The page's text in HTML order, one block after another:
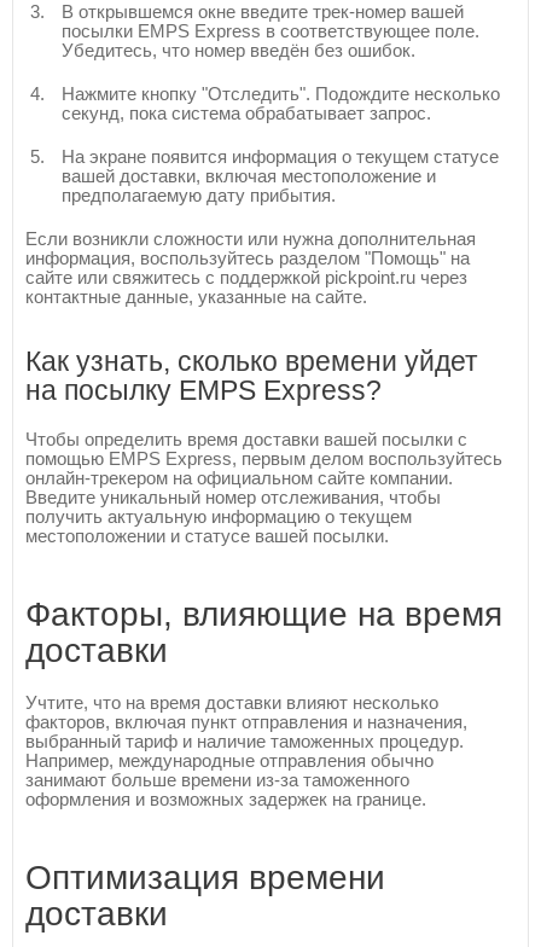
В открывшемся окне введите трек-номер вашей
посылки EMPS Express в соответствующее поле.
Убедитесь, что номер введён без ошибок.
Нажмите кнопку "Отследить". Подождите несколько
секунд, пока система обрабатывает запрос.
На экране появится информация о текущем статусе
вашей доставки, включая местоположение и
предполагаемую дату прибытия.
Если возникли сложности или нужна дополнительная
информация, воспользуйтесь разделом "Помощь" на
сайте или свяжитесь с поддержкой pickpoint.ru через
контактные данные, указанные на сайте.
Как узнать, сколько времени уйдет
на посылку EMPS Express?
Чтобы определить время доставки вашей посылки с
помощью EMPS Express, первым делом воспользуйтесь
онлайн-трекером на официальном сайте компании.
Введите уникальный номер отслеживания, чтобы
получить актуальную информацию о текущем
местоположении и статусе вашей посылки.
Факторы, влияющие на время
доставки
Учтите, что на время доставки влияют несколько
факторов, включая пункт отправления и назначения,
выбранный тариф и наличие таможенных процедур.
Например, международные отправления обычно
занимают больше времени из-за таможенного
оформления и возможных задержек на границе.
Оптимизация времени
доставки